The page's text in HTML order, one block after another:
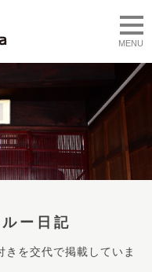
MENU
ー日記
を交代で掲載していま